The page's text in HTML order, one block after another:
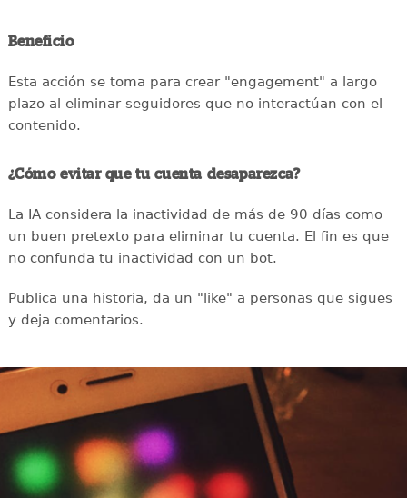
Beneficio
Esta acción se toma para crear "engagement" a largo
plazo al eliminar seguidores que no interactúan con el
contenido.
¿Cómo evitar que tu cuenta desaparezca?
La IA considera la inactividad de más de 90 días como
un buen pretexto para eliminar tu cuenta. El fin es que
no confunda tu inactividad con un bot.
Publica una historia, da un "like" a personas que sigues
y deja comentarios.